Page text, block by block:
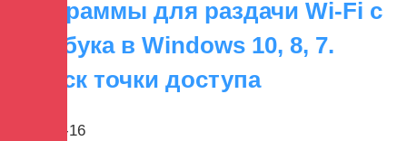
Программы для раздачи Wi-Fi с
ноутбука в Windows 10, 8, 7.
Запуск точки доступа
2017-10-16